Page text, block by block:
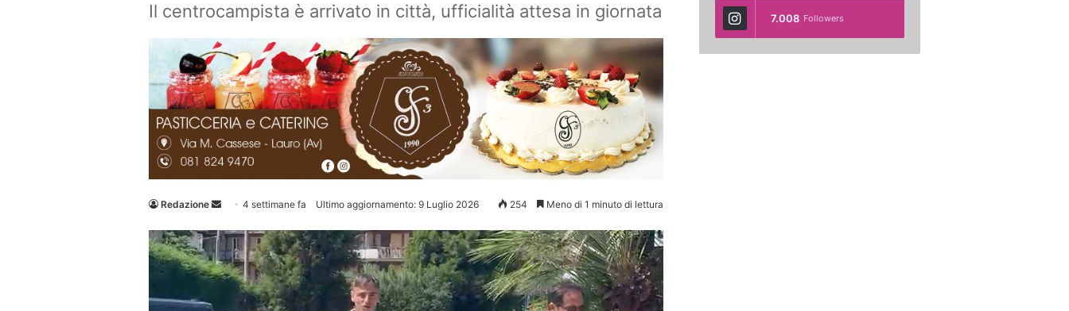
Il centrocampista è arrivato in città, ufficialità attesa in giornata
Redazione
Invia 4 settimane fa Ultimo aggiornamento: 9 Luglio 2026 254 Meno di 1 minuto di lettura
7.008 Followers